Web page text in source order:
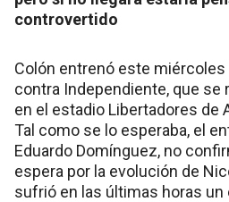
controvertido
Colón entrenó este miércoles
contra Independiente, que se
en el estadio Libertadores de
Tal como se lo esperaba, el
Eduardo Domínguez, no
espera por la evolución de
sufrió en las últimas horas